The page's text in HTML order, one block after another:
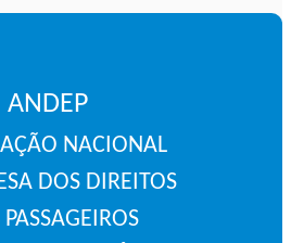
ANDEP
NACIONAL
DOS DIREITOS
PASSAGEIROS